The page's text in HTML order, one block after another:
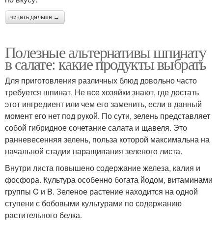
читать дальше →
Полезные альтернативы шпинату
в салате: какие продукты выбрать
Для приготовления различных блюд довольно часто
требуется шпинат. Не все хозяйки знают, где достать
этот ингредиент или чем его заменить, если в данный
момент его нет под рукой. По сути, зелень представляет
собой гибридное сочетание салата и щавеля. Это
ранневесенняя зелень, польза которой максимальна на
начальной стадии наращивания зеленого листа.
Внутри листа повышено содержание железа, калия и
фосфора. Культура особенно богата йодом, витаминами
группы C и B. Зеленое растение находится на одной
ступени с бобовыми культурами по содержанию
растительного белка.